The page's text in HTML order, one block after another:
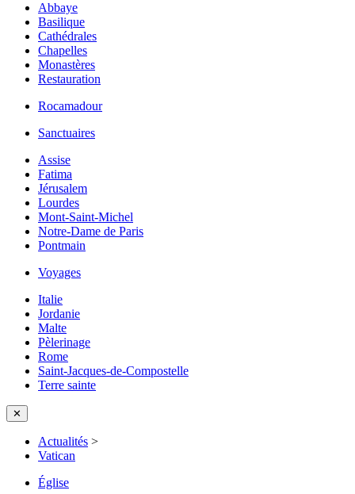
Abbaye
Basilique
Cathédrales
Chapelles
Monastères
Restauration
Rocamadour
Sanctuaires
Assise
Fatima
Jérusalem
Lourdes
Mont-Saint-Michel
Notre-Dame de Paris
Pontmain
Voyages
Italie
Jordanie
Malte
Pèlerinage
Rome
Saint-Jacques-de-Compostelle
Terre sainte
✕
Actualités >
Vatican
Église